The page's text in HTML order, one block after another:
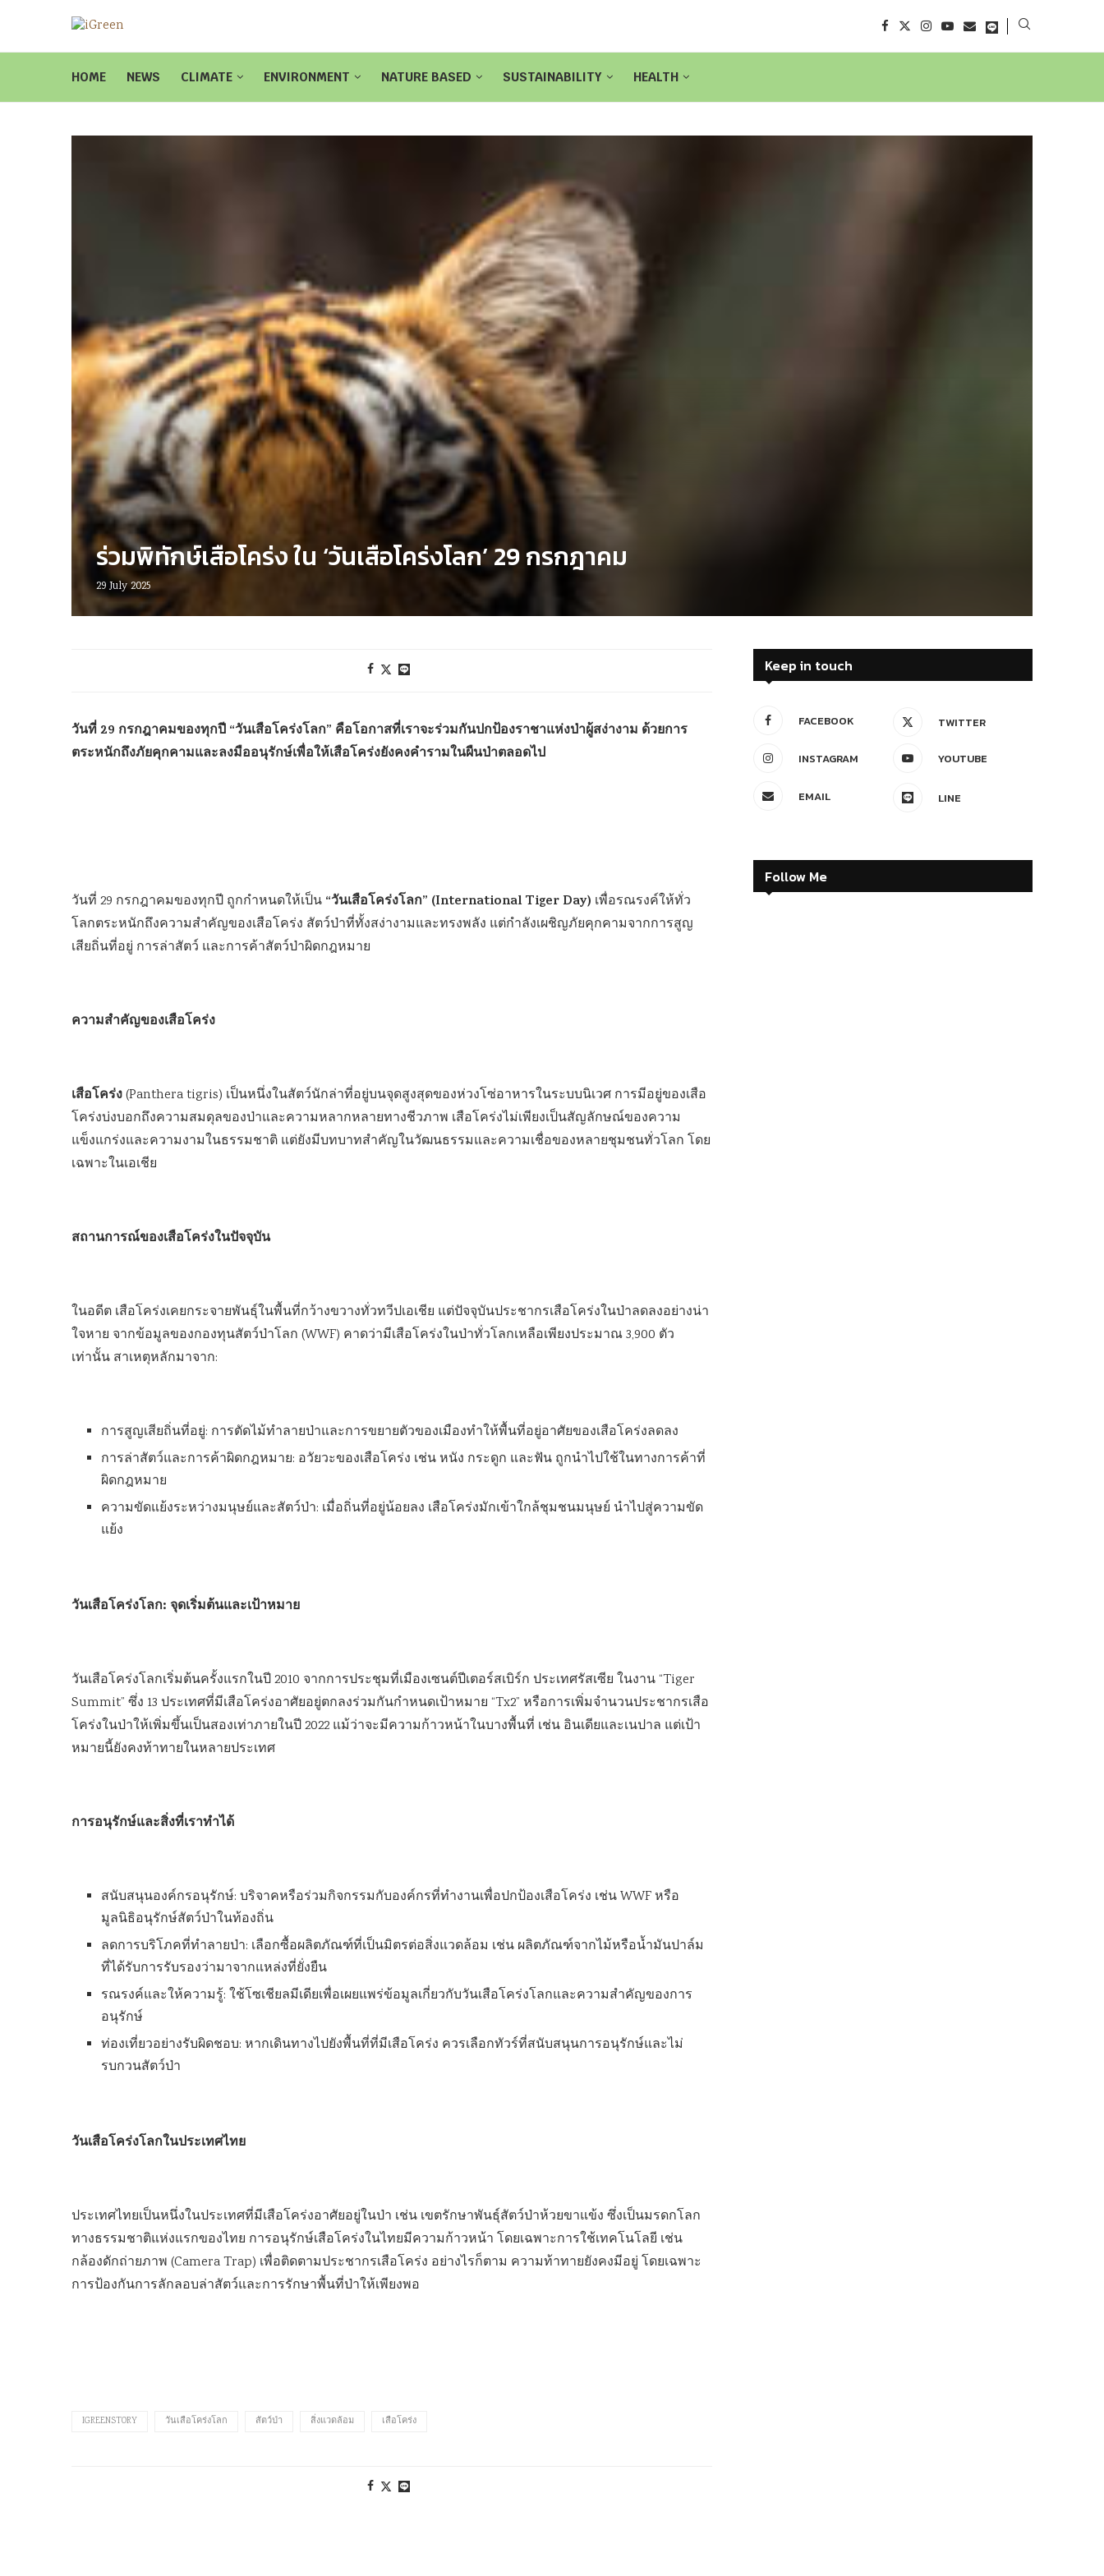
HOME NEWS CLIMATE ENVIRONMENT NATURE BASED SUSTAINABILITY HEALTH
ร่วมพิทักษ์เสือโคร่ง ใน ‘วันเสือโคร่งโลก’ 29 กรกฎาคม
29 July 2025
วันที่ 29 กรกฎาคมของทุกปี “วันเสือโคร่งโลก” คือโอกาสที่เราจะร่วมกันปกป้องราชาแห่งป่าผู้สง่างาม ด้วยการ
ตระหนักถึงภัยคุกคามและลงมืออนุรักษ์เพื่อให้เสือโคร่งยังคงคำรามในผืนป่าตลอดไป
วันที่ 29 กรกฎาคมของทุกปี ถูกกำหนดให้เป็น “วันเสือโคร่งโลก” (International Tiger Day) เพื่อรณรงค์ให้ทั่ว
โลกตระหนักถึงความสำคัญของเสือโคร่ง สัตว์ป่าที่ทั้งสง่างามและทรงพลัง แต่กำลังเผชิญภัยคุกคามจากการสูญ
เสียถิ่นที่อยู่ การล่าสัตว์ และการค้าสัตว์ป่าผิดกฎหมาย
ความสำคัญของเสือโคร่ง
เสือโคร่ง(Panthera tigris) เป็นหนึ่งในสัตว์นักล่าที่อยู่บนจุดสูงสุดของห่วงโซ่อาหารในระบบนิเวศ การมีอยู่ของเสือ
โคร่งบ่งบอกถึงความสมดุลของป่าและความหลากหลายทางชีวภาพ เสือโคร่งไม่เพียงเป็นสัญลักษณ์ของความ
แข็งแกร่งและความงามในธรรมชาติ แต่ยังมีบทบาทสำคัญในวัฒนธรรมและความเชื่อของหลายชุมชนทั่วโลก โดย
เฉพาะในเอเชีย
สถานการณ์ของเสือโคร่งในปัจจุบัน
ในอดีต เสือโคร่งเคยกระจายพันธุ์ในพื้นที่กว้างขวางทั่วทวีปเอเชีย แต่ปัจจุบันประชากรเสือโคร่งในป่าลดลงอย่างน่า
ใจหาย จากข้อมูลของกองทุนสัตว์ป่าโลก (WWF) คาดว่ามีเสือโคร่งในป่าทั่วโลกเหลือเพียงประมาณ 3,900 ตัว
เท่านั้น สาเหตุหลักมาจาก:
การสูญเสียถิ่นที่อยู่: การตัดไม้ทำลายป่าและการขยายตัวของเมืองทำให้พื้นที่อยู่อาศัยของเสือโคร่งลดลง
การล่าสัตว์และการค้าผิดกฎหมาย: อวัยวะของเสือโคร่ง เช่น หนัง กระดูก และฟัน ถูกนำไปใช้ในทางการค้าที่
ผิดกฎหมาย
ความขัดแย้งระหว่างมนุษย์และสัตว์ป่า: เมื่อถิ่นที่อยู่น้อยลง เสือโคร่งมักเข้าใกล้ชุมชนมนุษย์ นำไปสู่ความขัด
แย้ง
วันเสือโคร่งโลก: จุดเริ่มต้นและเป้าหมาย
วันเสือโคร่งโลกเริ่มต้นครั้งแรกในปี 2010 จากการประชุมที่เมืองเซนต์ปีเตอร์สเบิร์ก ประเทศรัสเซีย ในงาน “Tiger
Summit” ซึ่ง 13 ประเทศที่มีเสือโคร่งอาศัยอยู่ตกลงร่วมกันกำหนดเป้าหมาย “Tx2” หรือการเพิ่มจำนวนประชากรเสือ
โคร่งในป่าให้เพิ่มขึ้นเป็นสองเท่าภายในปี 2022 แม้ว่าจะมีความก้าวหน้าในบางพื้นที่ เช่น อินเดียและเนปาล แต่เป้า
หมายนี้ยังคงท้าทายในหลายประเทศ
การอนุรักษ์และสิ่งที่เราทำได้
สนับสนุนองค์กรอนุรักษ์: บริจาคหรือร่วมกิจกรรมกับองค์กรที่ทำงานเพื่อปกป้องเสือโคร่ง เช่น WWF หรือ
มูลนิธิอนุรักษ์สัตว์ป่าในท้องถิ่น
ลดการบริโภคที่ทำลายป่า: เลือกซื้อผลิตภัณฑ์ที่เป็นมิตรต่อสิ่งแวดล้อม เช่น ผลิตภัณฑ์จากไม้หรือน้ำมันปาล์ม
ที่ได้รับการรับรองว่ามาจากแหล่งที่ยั่งยืน
รณรงค์และให้ความรู้: ใช้โซเชียลมีเดียเพื่อเผยแพร่ข้อมูลเกี่ยวกับวันเสือโคร่งโลกและความสำคัญของการ
อนุรักษ์
ท่องเที่ยวอย่างรับผิดชอบ: หากเดินทางไปยังพื้นที่ที่มีเสือโคร่ง ควรเลือกทัวร์ที่สนับสนุนการอนุรักษ์และไม่
รบกวนสัตว์ป่า
วันเสือโคร่งโลกในประเทศไทย
ประเทศไทยเป็นหนึ่งในประเทศที่มีเสือโคร่งอาศัยอยู่ในป่า เช่น เขตรักษาพันธุ์สัตว์ป่าห้วยขาแข้ง ซึ่งเป็นมรดกโลก
ทางธรรมชาติแห่งแรกของไทย การอนุรักษ์เสือโคร่งในไทยมีความก้าวหน้า โดยเฉพาะการใช้เทคโนโลยี เช่น
กล้องดักถ่ายภาพ (Camera Trap) เพื่อติดตามประชากรเสือโคร่ง อย่างไรก็ตาม ความท้าทายยังคงมีอยู่ โดยเฉพาะ
การป้องกันการลักลอบล่าสัตว์และการรักษาพื้นที่ป่าให้เพียงพอ
IGREENSTORY วันเสือโคร่งโลก สัตว์ป่า สิ่งแวดล้อม เสือโคร่ง
Keep in touch
FACEBOOK TWITTER
INSTAGRAM YOUTUBE
EMAIL LINE
Follow Me